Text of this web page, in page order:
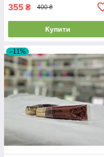
355 ₴ 400 ₴
Купити
–11%